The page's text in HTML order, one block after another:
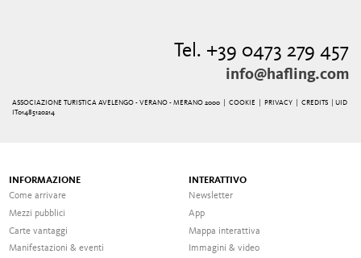
Tel. +39 0473 279 457
info@hafling.com
ASSOCIAZIONE TURISTICA AVELENGO - VERANO - MERANO 2000 | COOKIE PRIVACY |CREDITS
| UID
IT01485120214
INFORMAZIONE
Come arrivare
Mezzi pubblici
Carte vantaggi
Manifestazioni & eventi
INTERATTIVO
Newsletter
App
Mappa interattiva
Immagini & video